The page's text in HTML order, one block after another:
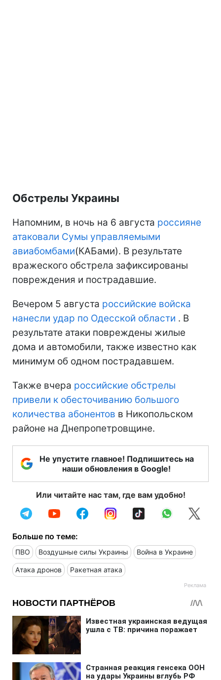
Обстрелы Украины
Напомним, в ночь на 6 августа россияне
атаковали Сумы управляемыми
авиабомбами(КАБами). В результате
вражеского обстрела зафиксированы
повреждения и пострадавшие.
Вечером 5 августа российские войска
нанесли удар по Одесской области . В
результате атаки повреждены жилые
дома и автомобили, также известно как
минимум об одном пострадавшем.
Также вчера российские обстрелы
привели к обесточиванию большого
количества абонентов в Никопольском
районе на Днепропетровщине.
Не упустите главное! Подпишитесь на
наши обновления в Google!
Или читайте нас там, где вам удобно!
Больше по теме:
ПВО Воздушные силы Украины Война в Украине
Атака дронов Ракетная атака